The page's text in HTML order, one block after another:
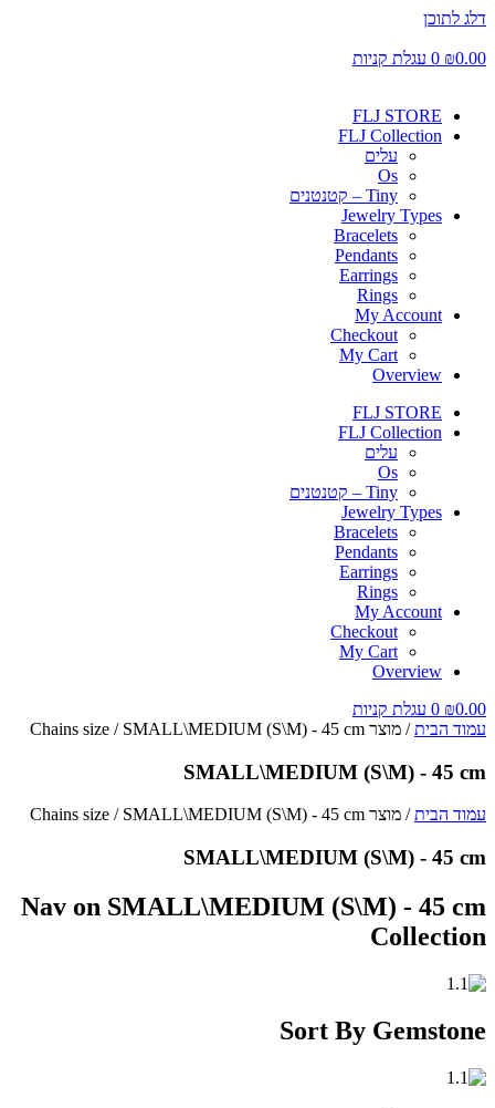
דלג לתוכן
₪0.00
0 עגלת קניות
FLJ STORE
FLJ Collection
עלים
Os
Tiny – קטנטנים
Jewelry Types
Bracelets
Pendants
Earrings
Rings
My Account
Checkout
My Cart
Overview
FLJ STORE
FLJ Collection
עלים
Os
Tiny – קטנטנים
Jewelry Types
Bracelets
Pendants
Earrings
Rings
My Account
Checkout
My Cart
Overview
₪0.00
0 עגלת קניות
עמוד הבית/ מוצר Chains size / SMALL\MEDIUM (S\M) - 45 cm
SMALL\MEDIUM (S\M) - 45 cm
עמוד הבית/ מוצר Chains size / SMALL\MEDIUM (S\M) - 45 cm
SMALL\MEDIUM (S\M) - 45 cm
Nav on SMALL\MEDIUM (S\M) - 45 cm
Collection
Sort By Gemstone